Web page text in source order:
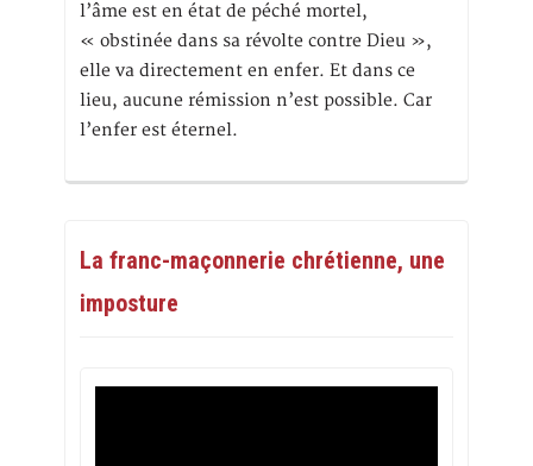
l’âme est en état de péché mortel,
« obstinée dans sa révolte contre Dieu »,
elle va directement en enfer. Et dans ce
lieu, aucune rémission n’est possible. Car
l’enfer est éternel.
La franc-maçonnerie chrétienne, une
imposture